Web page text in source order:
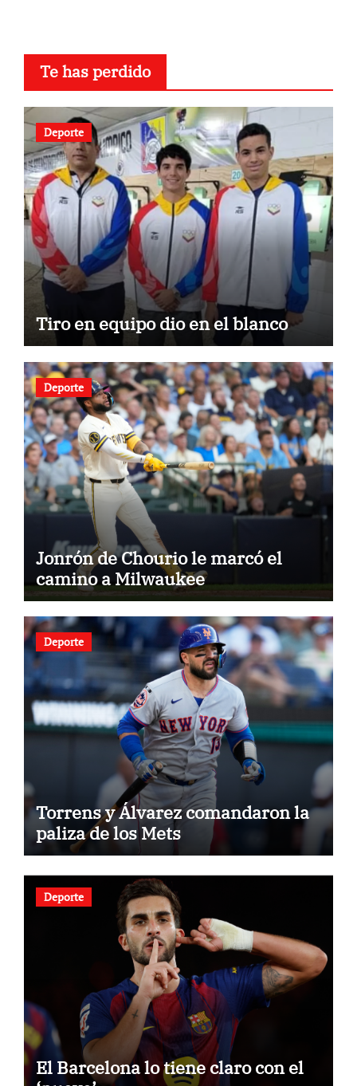
Te has perdido
Deporte
Tiro en equipo dio en el blanco
Deporte
Jonrón de Chourio le marcó el
camino a Milwaukee
Deporte
Torrens y Álvarez comandaron la
paliza de los Mets
Deporte
El Barcelona lo tiene claro con el